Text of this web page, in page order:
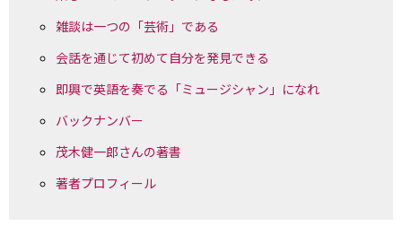
雑談は一つの「芸術」である
会話を通じて初めて自分を発見できる
即興で英語を奏でる「ミュージシャン」になれ
バックナンバー
茂木健一郎さんの著書
著者プロフィール